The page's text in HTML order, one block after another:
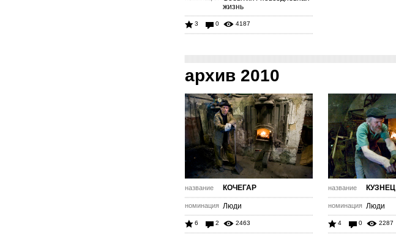
жизнь
3 0 4187
архив 2010
название КОЧЕГАР
номинация Люди
6 2 2463
название КУЗНЕЦ
номинация Люди
4 0 2287